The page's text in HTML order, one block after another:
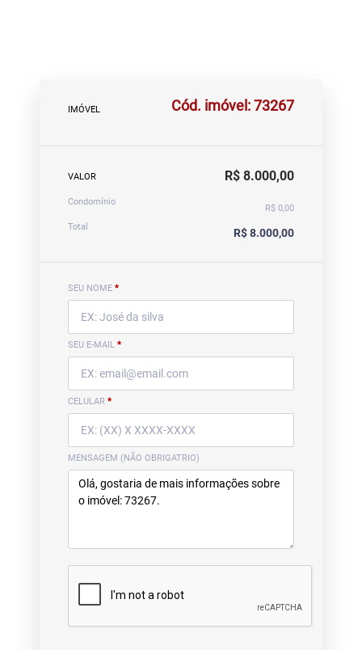
IMÓVEL Cód. imóvel: 73267
VALOR R$ 8.000,00
Condomínio
R$ 0,00
Total
R$ 8.000,00
SEU NOME *
SEU E-MAIL *
CELULAR *
MENSAGEM (NÃO OBRIGATRIO)